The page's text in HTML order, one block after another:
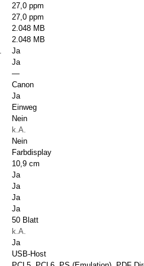
27,0 ppm
27,0 ppm
2.048 MB
2.048 MB
Ja
Ja
—
Canon
Ja
Einweg
Nein
k.A.
Nein
Farbdisplay
10,9 cm
Ja
Ja
Ja
Ja
50 Blatt
k.A.
Ja
USB-Host